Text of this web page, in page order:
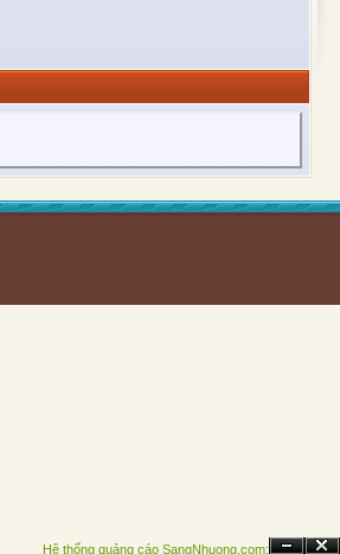
Hệ thống quảng cáo SangNhuong.com;